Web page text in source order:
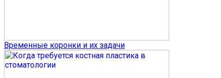
Временные коронки и их задачи